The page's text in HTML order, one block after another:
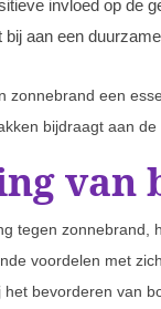
invloed op de
aan een
zonnebrand een
bijdraagt aan
van
tegen
voordelen met
bevorderen van